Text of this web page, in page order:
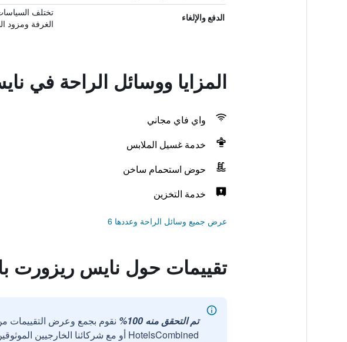
الدفع والإلغاء
تختلف
الغرفة ومزود
المزايا ووسائل الراحة في
واي فاي مجاني
خدمة غسيل الملابس
حوض استحمام ساخن
خدمة التخزين
عرض جميع وسائل الراحة وعددها 6
تقييمات حول نايس ريزورت
تم التحقق منه 100%
نقوم بجمع وعرض التقييمات
HotelsCombined أو مع شركائنا الخارجيين الموثوقين.